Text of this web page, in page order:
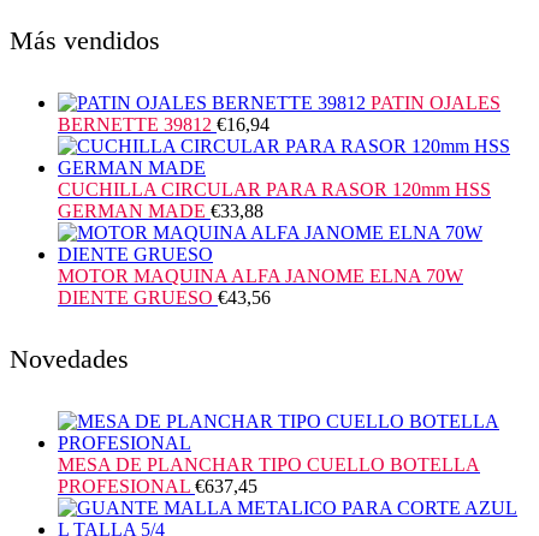
Más vendidos
PATIN OJALES
BERNETTE 39812 €16,94
CUCHILLA CIRCULAR PARA RASOR 120mm HSS
GERMAN MADE €33,88
MOTOR MAQUINA ALFA JANOME ELNA 70W
DIENTE GRUESO €43,56
Novedades
MESA DE PLANCHAR TIPO CUELLO BOTELLA
PROFESIONAL €637,45